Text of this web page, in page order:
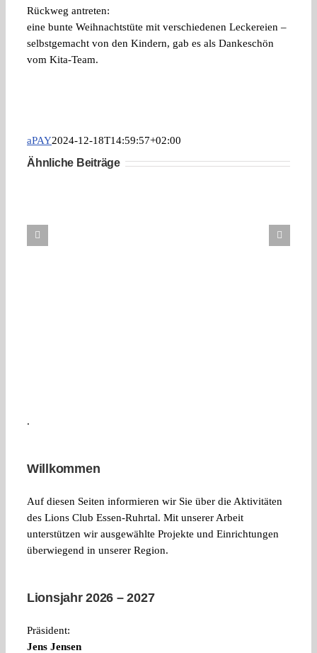
Rückweg antreten:
eine bunte Weihnachtstüte mit verschiedenen Leckereien –
selbstgemacht von den Kindern, gab es als Dankeschön
vom Kita-Team.
aPAY2024-12-18T14:59:57+02:00
Ähnliche Beiträge
Lions
.
Willkommen
Auf diesen Seiten informieren wir Sie über die Aktivitäten
des Lions Club Essen-Ruhrtal. Mit unserer Arbeit
unterstützen wir ausgewählte Projekte und Einrichtungen
überwiegend in unserer Region.
Lionsjahr 2026 – 2027
Präsident:
Jens Jensen